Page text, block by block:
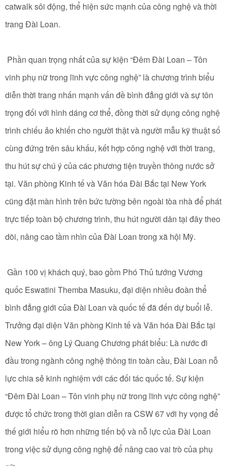
catwalk sôi động, thể hiện sức mạnh của công nghệ và thời
trang Đài Loan.
Phần quan trọng nhất của sự kiện “Đêm Đài Loan – Tôn
vinh phụ nữ trong lĩnh vực công nghệ” là chương trình biểu
diễn thời trang nhấn mạnh vấn đề bình đẳng giới và sự tôn
trọng đối với hình dáng cơ thể, đồng thời sử dụng công nghệ
trình chiếu ảo khiến cho người thật và người mẫu kỹ thuật số
cùng đứng trên sâu khấu, kết hợp công nghệ với thời trang,
thu hút sự chú ý của các phương tiện truyền thông nước sở
tại. Văn phòng Kinh tế và Văn hóa Đài Bắc tại New York
cũng đặt màn hình trên bức tường bên ngoài tòa nhà để phát
trực tiếp toàn bộ chương trình, thu hút người dân tại đây theo
dõi, nâng cao tầm nhìn của Đài Loan trong xã hội Mỹ.
Gần 100 vị khách quý, bao gồm Phó Thủ tướng Vương
quốc Eswatini Themba Masuku, đại diện nhiều đoàn thể
bình đẳng giới của Đài Loan và quốc tế đã đến dự buổi lễ.
Trưởng đại diện Văn phòng Kinh tế và Văn hóa Đài Bắc tại
New York – ông Lý Quang Chương phát biểu: Là nước đi
đầu trong ngành công nghệ thông tin toàn cầu, Đài Loan nỗ
lực chia sẻ kinh nghiệm với các đối tác quốc tế. Sự kiện
“Đêm Đài Loan – Tôn vinh phụ nữ trong lĩnh vực công nghệ”
được tổ chức trong thời gian diễn ra CSW 67 với hy vọng để
thế giới hiểu rõ hơn những tiến bộ và nỗ lực của Đài Loan
trong việc sử dụng công nghệ để nâng cao vai trò của phụ